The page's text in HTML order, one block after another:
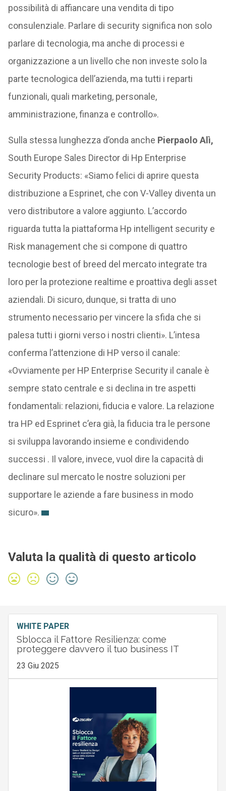
possibilità di affiancare una vendita di tipo
consulenziale. Parlare di security significa non solo
parlare di tecnologia, ma anche di processi e
organizzazione a un livello che non investe solo la
parte tecnologica dell’azienda, ma tutti i reparti
funzionali, quali marketing, personale,
amministrazione, finanza e controllo».
Sulla stessa lunghezza d’onda anche Pierpaolo Alì,
South Europe Sales Director di Hp Enterprise
Security Products: «Siamo felici di aprire questa
distribuzione a Esprinet, che con V-Valley diventa un
vero distributore a valore aggiunto. L’accordo
riguarda tutta la piattaforma Hp intelligent security e
Risk management che si compone di quattro
tecnologie best of breed del mercato integrate tra
loro per la protezione realtime e proattiva degli asset
aziendali. Di sicuro, dunque, si tratta di uno
strumento necessario per vincere la sfida che si
palesa tutti i giorni verso i nostri clienti». L’intesa
conferma l’attenzione di HP verso il canale:
«Ovviamente per HP Enterprise Security il canale è
sempre stato centrale e si declina in tre aspetti
fondamentali: relazioni, fiducia e valore. La relazione
tra HP ed Esprinet c’era già, la fiducia tra le persone
si sviluppa lavorando insieme e condividendo
successi . Il valore, invece, vuol dire la capacità di
declinare sul mercato le nostre soluzioni per
supportare le aziende a fare business in modo
sicuro».
Valuta la qualità di questo articolo
WHITE PAPER
Sblocca il Fattore Resilienza: come
proteggere davvero il tuo business IT
23 Giu 2025